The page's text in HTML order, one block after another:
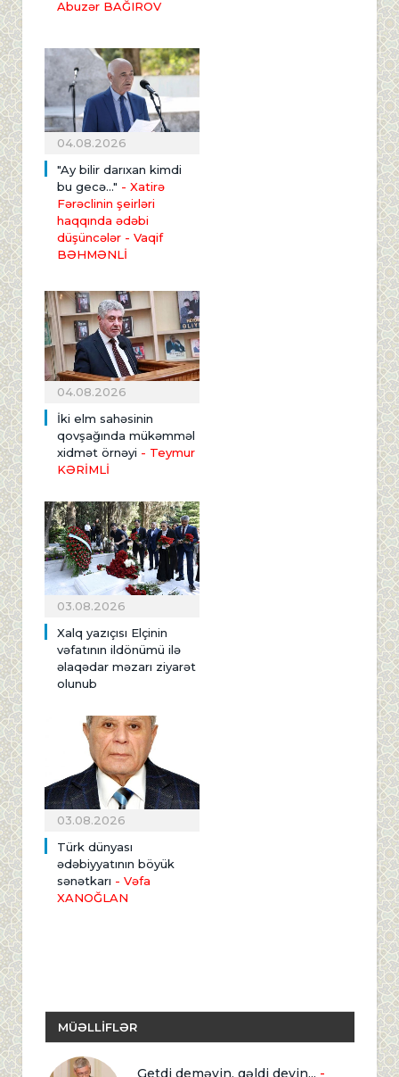
Abuzər BAĞIROV
04.08.2026
"Ay bilir darıxan kimdi
bu gecə..." - Xatirə
Fərəclinin şeirləri
haqqında ədəbi
düşüncələr - Vaqif
BƏHMƏNLİ
04.08.2026
İki elm sahəsinin
qovşağında mükəmməl
xidmət örnəyi - Teymur
KƏRİMLİ
03.08.2026
Xalq yazıçısı Elçinin
vəfatının ildönümü ilə
əlaqədar məzarı ziyarət
olunub
03.08.2026
Türk dünyası
ədəbiyyatının böyük
sənətkarı - Vəfa
XANOĞLAN
MÜƏLLİFLƏR
Getdi deməyin, gəldi deyin... -